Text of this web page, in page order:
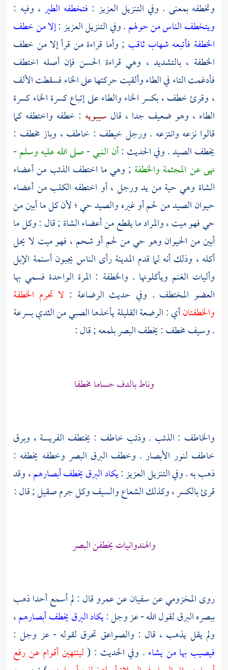
وتخطفه بمعنى . وفي التنزيل العزيز : فتخطفه الطير ، وفيه :
ويتخطف الناس من حولهم. وفي التنزيل العزيز :إلا من خطف
الخطفة فأتبعه شهاب ثاقب ; وأما قراءة من قرأ إلا من خطف
الخطفة ، بالتشديد ، وهي قراءة الحسن فإن أصله اختطف
فأدغمت التاء في الطاء وألقيت حركتها على الخاء فسقطت الألف
، وقرئ خطف ، بكسر الخاء والطاء على إتباع كسرة الخاء كسرة
الطاء ، وهو ضعيف جدا ، قال سيبويه : خطفه واختطفه كما
قالوا نزعه وانتزعه . ورجل خيطف : خاطف ، وباز مخطف :
يخطف الصيد . وفي الحديث :أن النبي - صلى الله عليه وسلم -
نهى عن المجثمة والخطفة ; وهي ما اختطف الذئب من أعضاء
الشاة وهي حية من يد ورجل ، أو اختطفه الكلب من أعضاء
حيوان الصيد من لحم أو غيره والصيد حي ؛ لأن كل ما أبين من
حي فهو ميت ، والمراد ما يقطع من أعضاء الشاة ; قال : وكل ما
أبين من الحيوان وهو حي من لحم أو شحم ، فهو ميت لا يحل
أكله ، وذلك أنه لما قدم المدينةرأى الناس يجبون أسنمة الإبل
وأليات الغنم ويأكلونها . والخطفة : المرة الواحدة فسمي بها
العضو المختطف . وفي حديث الرضاعة : لا تحرم الخطفة
والخطفتانأي : الرضعة القليلة يأخذها الصبي من الثدي بسرعة
. وسيف مخطف : يخطف البصر بلمعه ; قال :
وناط بالدف حساما مخطفا
والخاطف : الذئب . وذئب خاطف : يختطف الفريسة ، وبرق
خاطف لنور الأبصار . وخطف البرق البصر وخطفه يخطفه :
ذهب به . وفي التنزيل العزيز :يكاد البرق يخطف أبصارهم، وقد
قرئ بالكسر ، وكذلك الشعاع والسيف وكل جرم صقيل ; قال :
والهندوانيات يخطفن البصر
روىالمخزوميعنسفيانعنعمروقال : لم أسمع أحدا ذهب
ببصره البرق لقول الله - عز وجل :يكاد البرق يخطف أبصارهم،
ولم يقل يذهب ، قال : والصواعق تحرق لقوله - عز وجل :
فيصيب بها من يشاء . وفي الحديث : (لينتهين أقوام عن رفع